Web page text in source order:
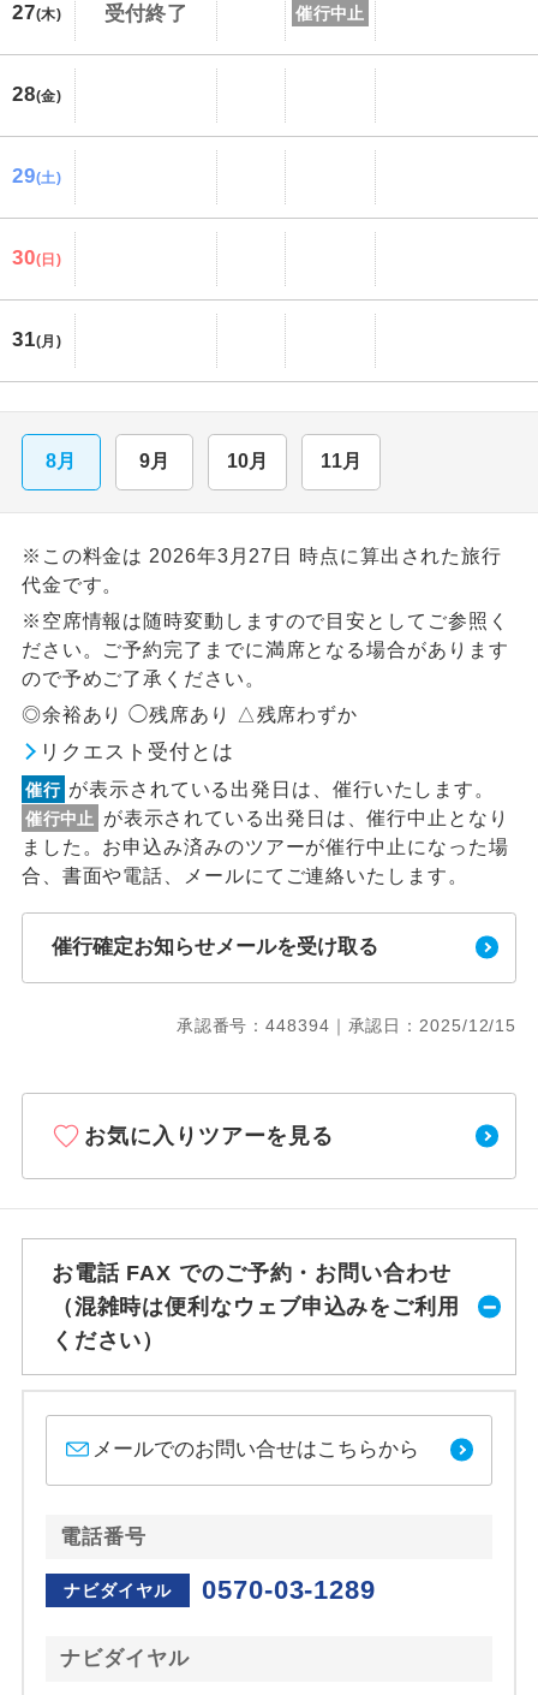
27(木) 受付終了 催行中止
28(金)
29(土)
30(日)
31(月)
8月 9月 10月 11月
※この料金は 2026年3月27日 時点に算出された旅行
代金です。
※空席情報は随時変動しますので目安としてご参照く
ださい。ご予約完了までに満席となる場合があります
ので予めご了承ください。
◎余裕あり ◯残席あり △残席わずか
リクエスト受付とは
催行 が表示されている出発日は、催行いたします。
催行中止
が表示されている出発日は、催行中止となり
ました。お申込み済みのツアーが催行中止になった場
合、書面や電話、メールにてご連絡いたします。
催行確定お知らせメールを受け取る
承認番号：448394｜承認日：2025/12/15
お気に入りツアーを見る
お電話 FAX でのご予約・お問い合わせ
（混雑時は便利なウェブ申込みをご利用
ください）
メールでのお問い合せはこちらから
電話番号
ナビダイヤル 0570-03-1289
ナビダイヤル